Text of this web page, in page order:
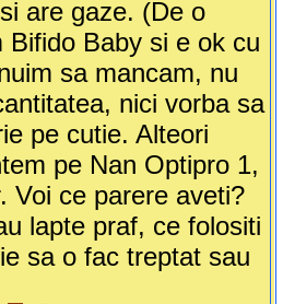
are gaze. (De o
Bifido Baby si e ok cu
sa mancam, nu
nici vorba sa
pe cutie. Alteori
pe Nan Optipro 1,
Voi ce parere aveti?
lapte praf, ce folositi
sa o fac treptat sau